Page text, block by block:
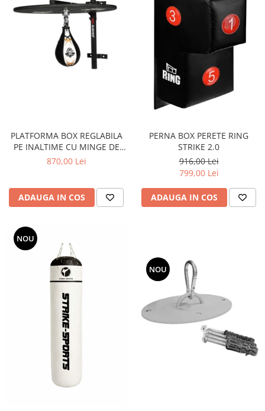
PLATFORMA BOX REGLABILA
PE INALTIME CU MINGE DE
PIELE
870,00 Lei
ADAUGA IN COS
PERNA BOX PERETE RING
STRIKE 2.0
916,00 Lei
799,00 Lei
ADAUGA IN COS
NOU
NOU